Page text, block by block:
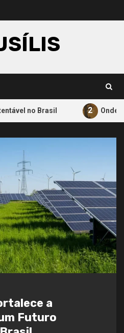
2 Onde a
Encontra o Seu